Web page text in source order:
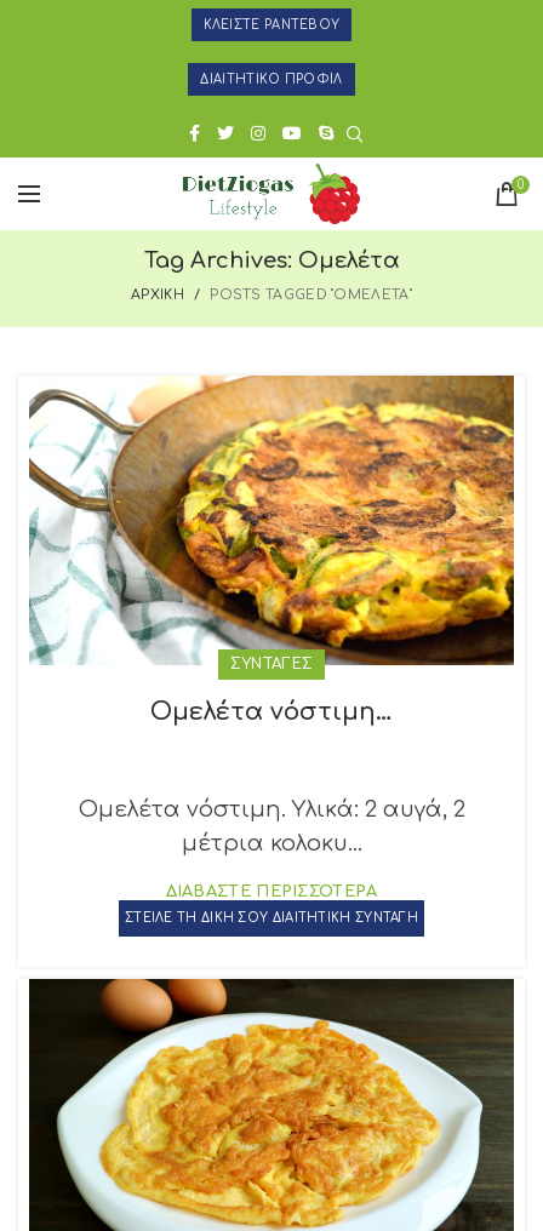
ΚΛΕΙΣΤΕ ΡΑΝΤΕΒΟΥ
ΔΙΑΙΤΗΤΙΚΟ ΠΡΟΦΙΛ
0
Tag Archives: Ομελέτα
ΑΡΧΙΚΗ POSTS TAGGED "ΟΜΕΛΕΤΑ"
ΣΥΝΤΑΓΕΣ
Ομελέτα νόστιμη…
Ομελέτα νόστιμη. Υλικά: 2 αυγά, 2
μέτρια κολοκυ...
ΔΙΑΒΑΣΤΕ ΠΕΡΙΣΣΟΤΕΡΑ
ΣΤΕΙΛΕ ΤΗ ΔΙΚΗ ΣΟΥ ΔΙΑΙΤΗΤΙΚΗ ΣΥΝΤΑΓΗ